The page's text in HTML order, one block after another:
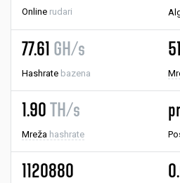
Online rudari
77.61 GH/s
Hashrate bazena
1.90 TH/s
Mreža hashrate
1120880